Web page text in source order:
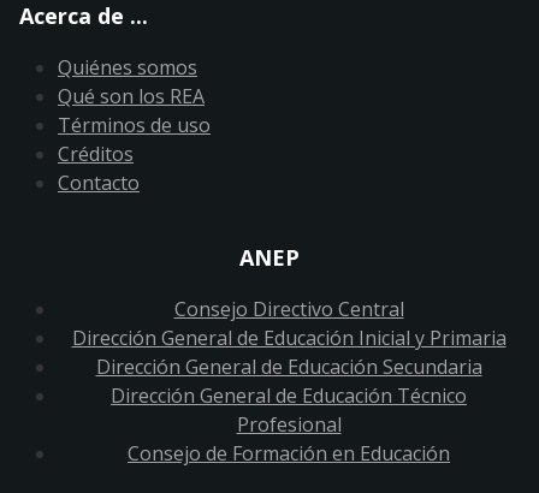
Acerca de ...
Quiénes somos
Qué son los REA
Términos de uso
Créditos
Contacto
ANEP
Consejo Directivo Central
Dirección General de Educación Inicial y Primaria
Dirección General de Educación Secundaria
Dirección General de Educación Técnico
Profesional
Consejo de Formación en Educación